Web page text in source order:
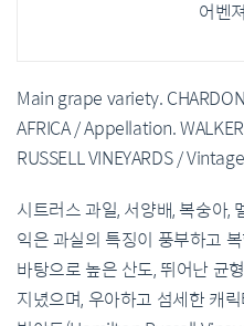
어벤
Main grape variety.
AFRICA / Appellation.
RUSSELL VINEYARDS /
시트러스 과일, 서양배, 복숭아,
익은 과실의 특징이 풍부하고
바탕으로 높은 산도, 뛰어난 균
지녔으며, 우아하고 섬세한 캐